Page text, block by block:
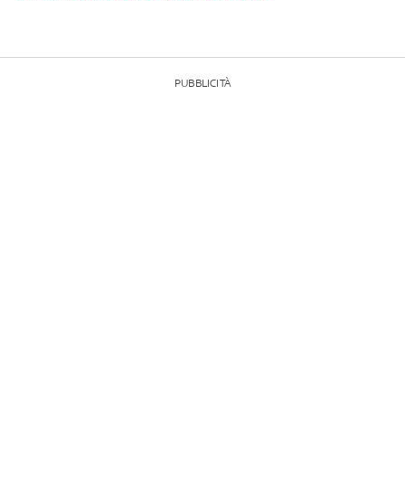
PUBBLICITÀ